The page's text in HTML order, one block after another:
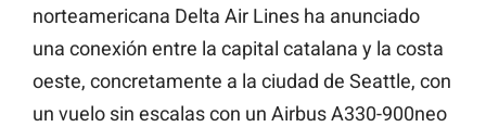
norteamericana Delta Air Lines ha anunciado
una conexión entre la capital catalana y la costa
oeste, concretamente a la ciudad de Seattle, con
un vuelo sin escalas con un Airbus A330-900neo